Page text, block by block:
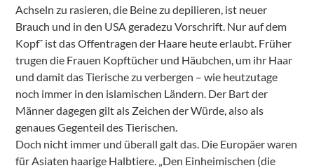
Achseln zu rasieren, die Beine zu depilieren, ist neuer
Brauch und in den USA geradezu Vorschrift. Nur auf dem
Kopf˘ ist das Offentragen der Haare heute erlaubt. Früher
trugen die Frauen Kopftücher und Häubchen, um ihr Haar
und damit das Tierische zu verbergen – wie heutzutage
noch immer in den islamischen Ländern. Der Bart der
Männer dagegen gilt als Zeichen der Würde, also als
genaues Gegenteil des Tierischen.
Doch nicht immer und überall galt das. Die Europäer waren
für Asiaten haarige Halbtiere. „Den Einheimischen (die